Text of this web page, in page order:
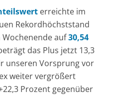
erreichte im
Rekordhöchststand
auf30,54
das Plus jetzt 13,3
unseren Vorsprung vor
weiter vergrößert
Prozent gegenüber